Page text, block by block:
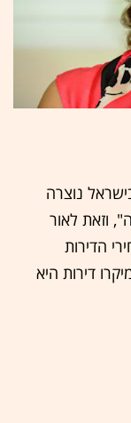
נוצרה
וזאת לאור
הדירות
דירות היא